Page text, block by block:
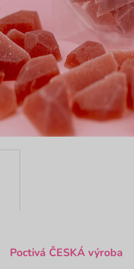
Poctivá ČESKÁ výroba